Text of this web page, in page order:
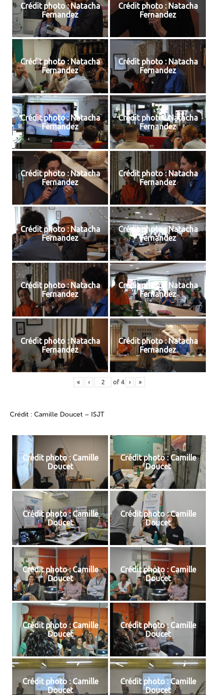
Crédit photo : Natacha
Fernandez
Crédit photo : Natacha
Fernandez
Crédit photo : Natacha
Fernandez
Crédit photo : Natacha
Fernandez
Crédit photo : Natacha
Fernandez
Crédit photo : Natacha
Fernandez
Crédit photo : Natacha
Fernandez
Crédit photo : Natacha
Fernandez
Crédit photo : Natacha
Fernandez
Crédit photo : Natacha
Fernandez
Crédit photo : Natacha
Fernandez
Crédit photo : Natacha
Fernandez
Crédit photo : Natacha
Fernandez
Crédit photo : Natacha
Fernandez
« ‹ of 4 › »
Crédit : Camille Doucet – ISJT
Crédit photo : Camille
Doucet
Crédit photo : Camille
Doucet
Crédit photo : Camille
Doucet
Crédit photo : Camille
Doucet
Crédit photo : Camille
Doucet
Crédit photo : Camille
Doucet
Crédit photo : Camille
Doucet
Crédit photo : Camille
Doucet
Crédit photo : Camille
Doucet
Crédit photo : Camille
Doucet